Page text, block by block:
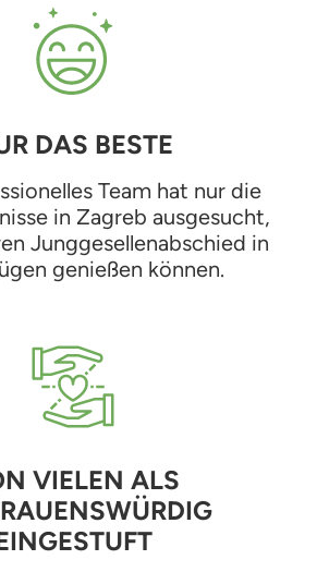
DAS BESTE
Team hat nur die
in Zagreb ausgesucht,
Junggesellenabschied in
genießen können.
VIELEN ALS